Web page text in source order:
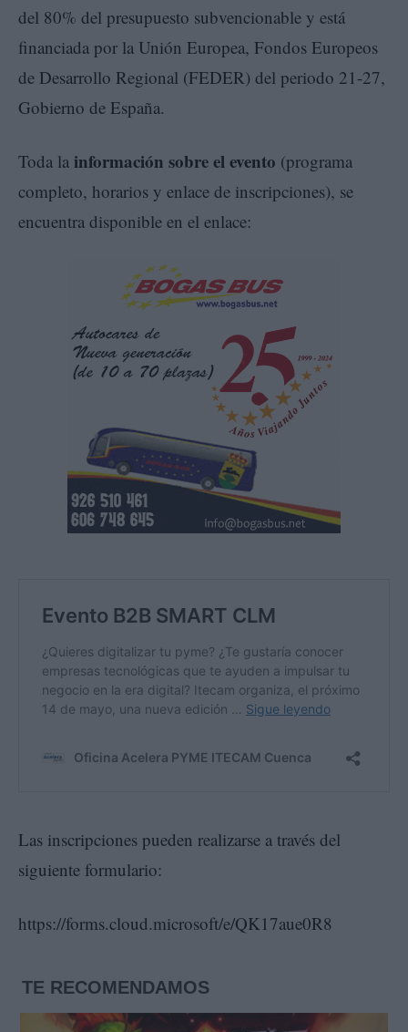
del 80% del presupuesto subvencionable y está
financiada por la Unión Europea, Fondos Europeos
de Desarrollo Regional (FEDER) del periodo 21-27,
Gobierno de España.
Toda la información sobre el evento (programa
completo, horarios y enlace de inscripciones), se
encuentra disponible en el enlace:
Las inscripciones pueden realizarse a través del
siguiente formulario:
https://forms.cloud.microsoft/e/QK17aue0R8
TE RECOMENDAMOS